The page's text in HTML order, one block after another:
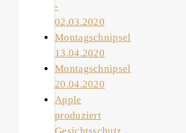
-
02.03.2020
Montagschnipsel
13.04.2020
Montagschnipsel
20.04.2020
Apple
produziert